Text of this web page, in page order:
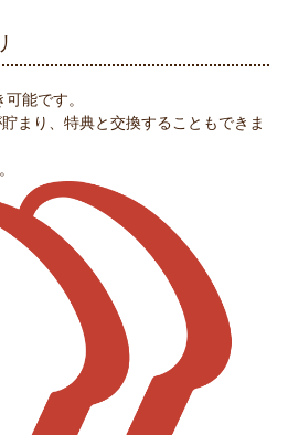
能です。
まり、特典と交換することもできま